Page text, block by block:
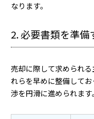
なります。
2. 必要書類を準備
売却に際して求められ
れらを早めに整備して
渉を円滑に進められます。